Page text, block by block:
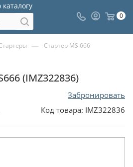
каталогу
0
— Стартер MS 666
(IMZ322836)
Забронировать
Код товара: IMZ322836